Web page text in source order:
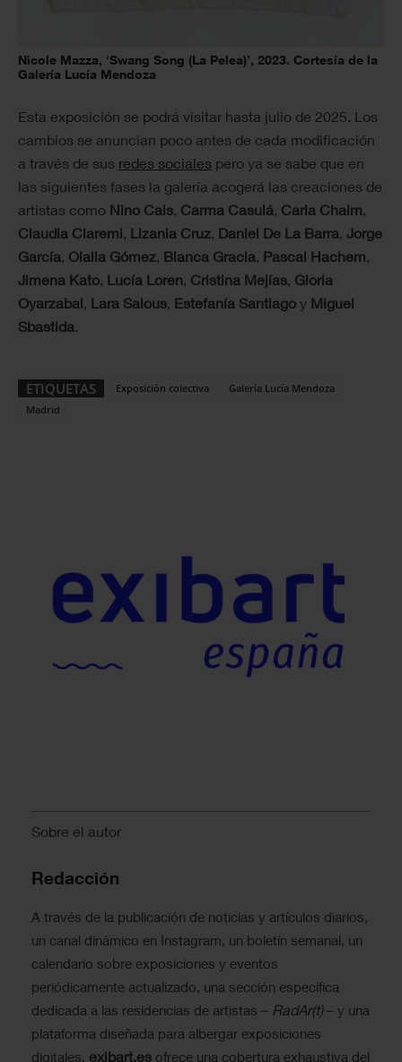
Nicole Mazza, ‘Swang Song (La Pelea)’, 2023. Cortesía de la
Galería Lucía Mendoza
Esta exposición se podrá visitar hasta julio de 2025. Los
cambios se anuncian poco antes de cada modificación
a través de sus redes sociales pero ya se sabe que en
las siguientes fases la galería acogerá las creaciones de
artistas como Nino Cais Carma Casulá Carla Chaim
Claudia Claremi Lizania Cruz Daniel De La Barra Jorge
García Olalla Gómez Blanca Gracia Pascal Hachem
Jimena Kato Lucía Loren Cristina Mejías Gloria
Oyarzabal Lara Salous Estefanía Santiago y Miguel
Sbastida
ETIQUETAS Exposición colectiva
Galería Lucía Mendoza
Madrid
Sobre el autor
Redacción
A través de la publicación de noticias y artículos diarios,
un canal dinámico en Instagram, un boletín semanal, un
calendario sobre exposiciones y eventos
periódicamente actualizado, una sección específica
dedicada a las residencias de artistas – RadAr(t)– y una
plataforma diseñada para albergar exposiciones
digitales, exibart.es ofrece una cobertura exhaustiva del